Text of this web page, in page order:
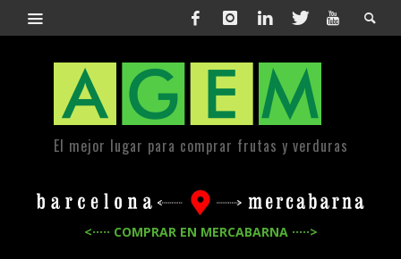
El mejor lugar para comprar frutas y verduras
<····· COMPRAR EN MERCABARNA ·····>